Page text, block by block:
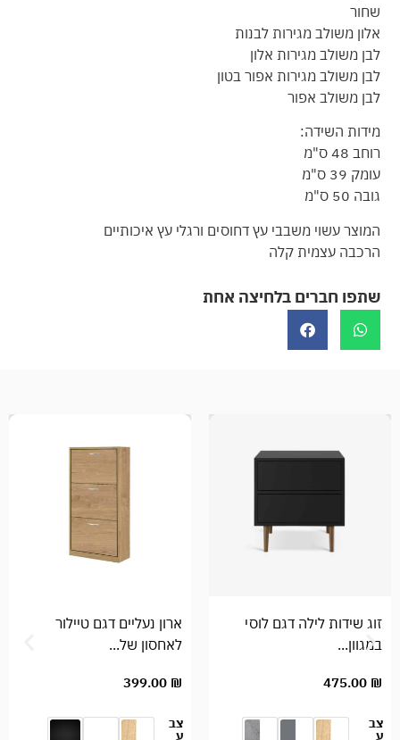
שחור
אלון משולב מגירות לבנות
לבן משולב מגירות אלון
לבן משולב מגירות אפור בטון
לבן משולב אפור
מידות השידה:
רוחב 48 ס"מ
עומק 39 ס"מ
גובה 50 ס"מ
המוצר עשוי משבבי עץ דחוסים ורגלי עץ איכותיים
הרכבה עצמית קלה
שתפו חברים בלחיצה אחת
475.00 ₪
זוג שידות לילה דגם לוסי
במגוון...
צב
ע
399.00 ₪
ארון נעליים דגם טיילור
לאחסון של...
צב
ע